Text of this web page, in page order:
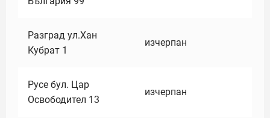
Разград ул.Хан
Кубрат 1
изчерпан
Русе бул. Цар
Освободител 13
изчерпан